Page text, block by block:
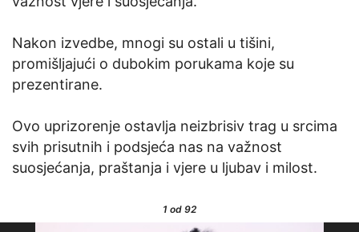
Nakon izvedbe, mnogi su ostali u tišini,
promišljajući o dubokim porukama koje su
prezentirane.
Ovo uprizorenje ostavlja neizbrisiv trag u srcima
svih prisutnih i podsjeća nas na važnost
suosjećanja, praštanja i vjere u ljubav i milost.
1 od 92